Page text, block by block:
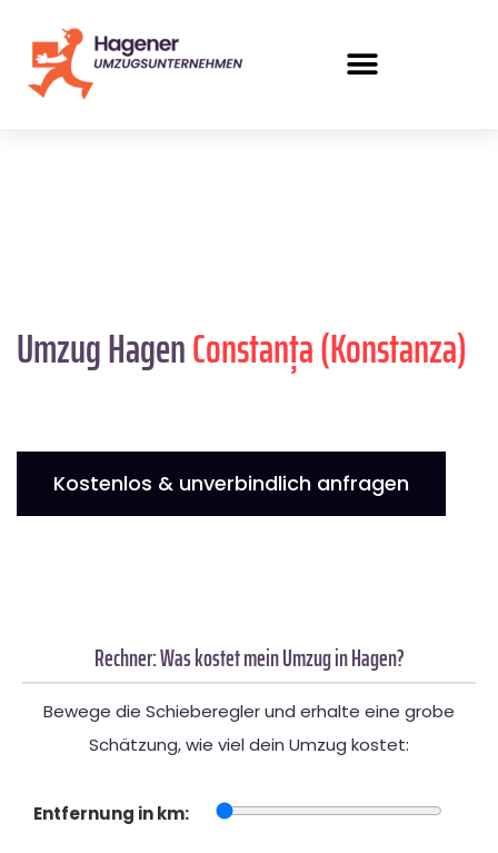
Umzug HagenConstanța (Konstanza)
Kostenlos & unverbindlich anfragen
Rechner: Was kostet mein Umzug in Hagen?
Bewege die Schieberegler und erhalte eine grobe
Schätzung, wie viel dein Umzug kostet:
Entfernung in km: